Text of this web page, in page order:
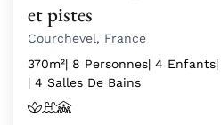
et pistes
Courchevel, France
370m²| 8 Personnes| 4 Enfants
| 4 Salles De Bains